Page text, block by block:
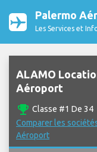
Palermo
Les Services et
ALAMO
Aéroport
emoji_events Classe #1 De 34
Comparer les
Aéroport